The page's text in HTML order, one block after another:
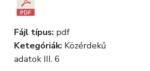
Fájl típus: pdf
Ketegóriák: Közérdekű
adatok III. 6